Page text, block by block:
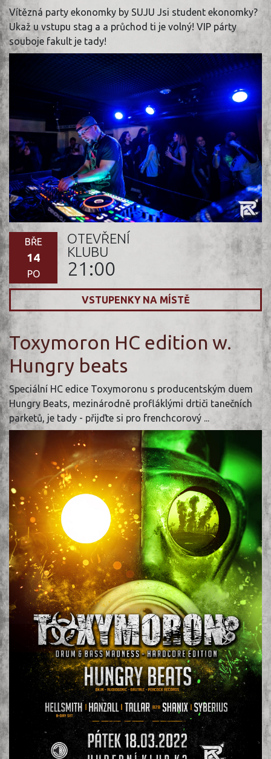
Vítězná party ekonomky by SUJU Jsi student ekonomky?
Ukaž u vstupu stag a a průchod ti je volný! VIP párty
souboje fakult je tady!
BŘE
14
PO
OTEVŘENÍ
KLUBU
21:00
VSTUPENKY NA MÍSTĚ
Toxymoron HC edition w.
Hungry beats
Speciální HC edice Toxymoronu s producentským duem
Hungry Beats, mezinárodně profláklými drtiči tanečních
parketů, je tady - přijďte si pro frenchcorový ...